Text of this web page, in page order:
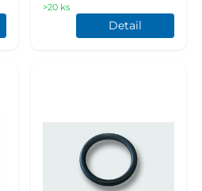
>20 ks
Detail